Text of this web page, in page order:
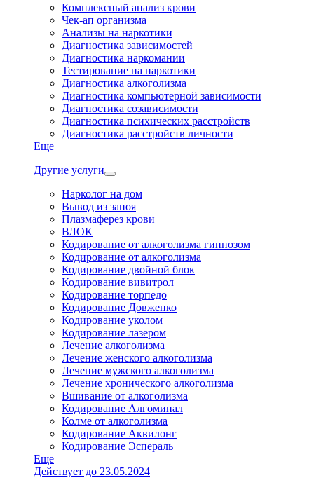
Комплексный анализ крови
Чек-ап организма
Анализы на наркотики
Диагностика зависимостей
Диагностика наркомании
Тестирование на наркотики
Диагностика алкоголизма
Диагностика компьютерной зависимости
Диагностика созависимости
Диагностика психических расстройств
Диагностика расстройств личности
Еще
Другие услуги
Нарколог на дом
Вывод из запоя
Плазмаферез крови
ВЛОК
Кодирование от алкоголизма гипнозом
Кодирование от алкоголизма
Кодирование двойной блок
Кодирование вивитрол
Кодирование торпедо
Кодирование Довженко
Кодирование уколом
Кодирование лазером
Лечение алкоголизма
Лечение женского алкоголизма
Лечение мужского алкоголизма
Лечение хронического алкоголизма
Вшивание от алкоголизма
Кодирование Алгоминал
Колме от алкоголизма
Кодирование Аквилонг
Кодирование Эспераль
Еще
Действует до 23.05.2024